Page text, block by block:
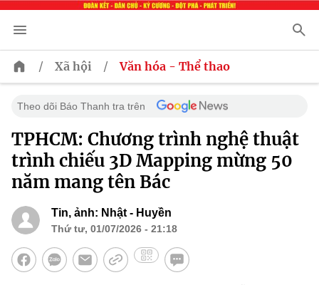
/ Xã hội / Văn hóa - Thể thao
Theo dõi Báo Thanh tra trên
TPHCM: Chương trình nghệ thuật
trình chiếu 3D Mapping mừng 50
năm mang tên Bác
Tin, ảnh: Nhật - Huyền
Thứ tư, 01/07/2026 - 21:18